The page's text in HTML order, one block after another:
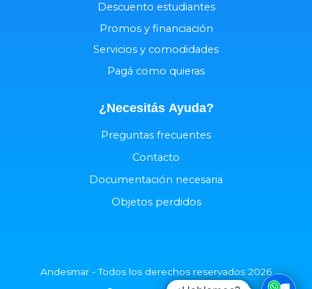
Descuento estudiantes
Promos y financiación
Servicios y comodidades
Pagá como quieras
¿Necesitás Ayuda?
Preguntas frecuentes
Contacto
Documentación necesaria
Objetos perdidos
Andesmar - Todos los derechos reservados 2026